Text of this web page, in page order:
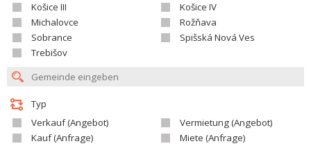
Košice III
Košice IV
Michalovce
Rožňava
Sobrance
Spišská Nová Ves
Trebišov
Typ
Verkauf (Angebot)
Vermietung (Angebot)
Kauf (Anfrage)
Miete (Anfrage)